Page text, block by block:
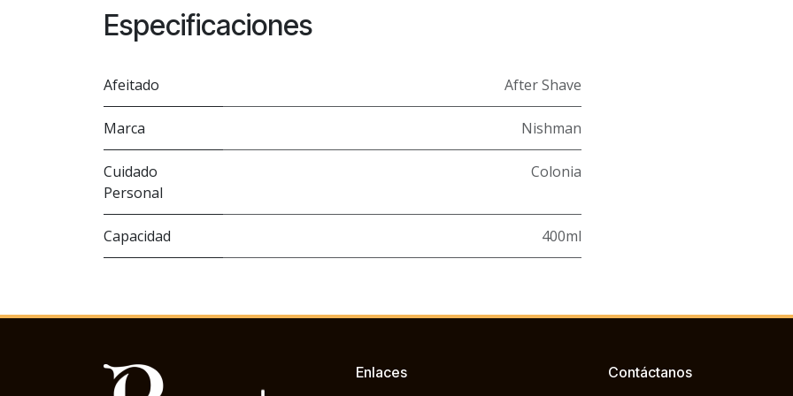
Especificaciones
Afeitado After Shave
Marca Nishman
Cuidado
Personal
Colonia
Capacidad 400ml
Enlaces Contáctanos